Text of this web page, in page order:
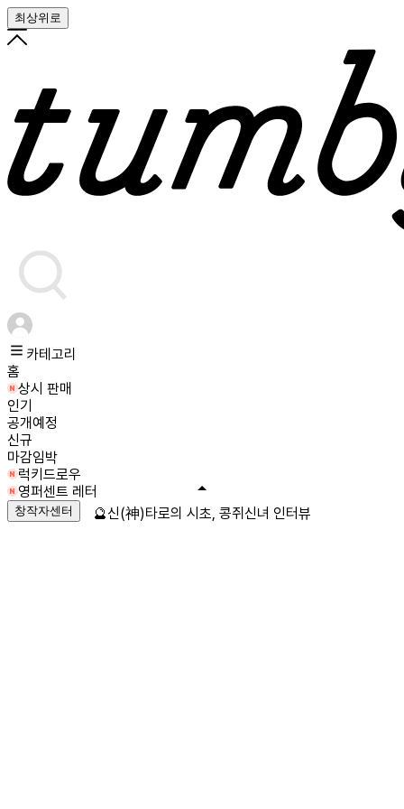
최상위로
카테고리
홈
상시 판매
인기
공개예정
신규
마감임박
럭키드로우
영퍼센트 레터
창작자센터 🔮신(神)타로의 시초, 콩쥐신녀 인터뷰